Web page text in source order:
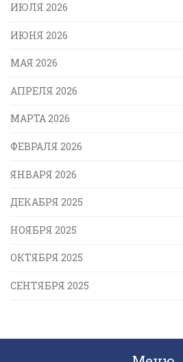
ИЮЛЯ 2026
ИЮНЯ 2026
МАЯ 2026
АПРЕЛЯ 2026
МАРТА 2026
ФЕВРАЛЯ 2026
ЯНВАРЯ 2026
ДЕКАБРЯ 2025
НОЯБРЯ 2025
ОКТЯБРЯ 2025
СЕНТЯБРЯ 2025